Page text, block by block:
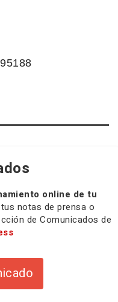
online de tu
notas de prensa o
de Comunicados de